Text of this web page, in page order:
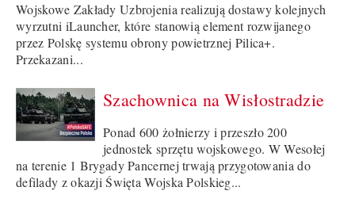
Wojskowe Zakłady Uzbrojenia realizują dostawy kolejnych
wyrzutni iLauncher, które stanowią element rozwijanego
przez Polskę systemu obrony powietrznej Pilica+.
Przekazani...
Szachownica na Wisłostradzie
Ponad 600 żołnierzy i przeszło 200
jednostek sprzętu wojskowego. W Wesołej
na terenie 1 Brygady Pancernej trwają przygotowania do
defilady z okazji Święta Wojska Polskieg...